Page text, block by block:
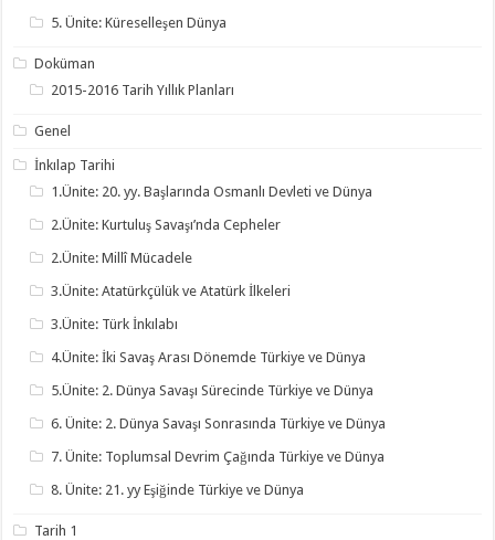
5. Ünite: Küreselleşen Dünya
Doküman
2015-2016 Tarih Yıllık Planları
Genel
İnkılap Tarihi
1.Ünite: 20. yy. Başlarında Osmanlı Devleti ve Dünya
2.Ünite: Kurtuluş Savaşı’nda Cepheler
2.Ünite: Millî Mücadele
3.Ünite: Atatürkçülük ve Atatürk İlkeleri
3.Ünite: Türk İnkılabı
4.Ünite: İki Savaş Arası Dönemde Türkiye ve Dünya
5.Ünite: 2. Dünya Savaşı Sürecinde Türkiye ve Dünya
6. Ünite: 2. Dünya Savaşı Sonrasında Türkiye ve Dünya
7. Ünite: Toplumsal Devrim Çağında Türkiye ve Dünya
8. Ünite: 21. yy Eşiğinde Türkiye ve Dünya
Tarih 1